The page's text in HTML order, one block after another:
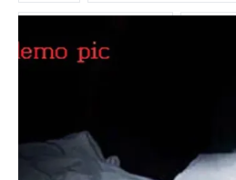
ग्रीष्मावकाश होने के बाद परीक्षा